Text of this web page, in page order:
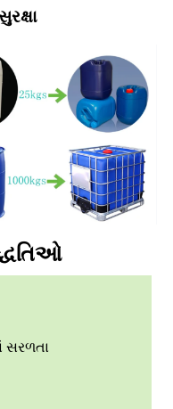
સરળતા